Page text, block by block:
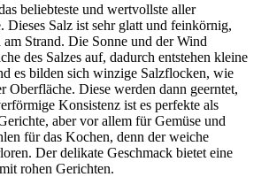
beliebteste und wertvollste aller
Dieses Salz ist sehr glatt und feinkörnig,
am Strand. Die Sonne und der Wind
des Salzes auf, dadurch entstehen kleine
es bilden sich winzige Salzflocken, wie
Oberfläche. Diese werden dann geerntet,
Konsistenz ist es perfekte als
aber vor allem für Gemüse und
für das Kochen, denn der weiche
Der delikate Geschmack bietet eine
rohen Gerichten.